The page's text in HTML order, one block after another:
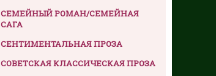
СЕМЕЙНЫЙ РОМАН/СЕМЕЙНАЯ
САГА
СЕНТИМЕНТАЛЬНАЯ ПРОЗА
СОВЕТСКАЯ КЛАССИЧЕСКАЯ ПРОЗА